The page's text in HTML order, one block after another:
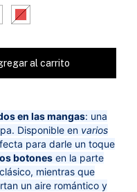
en las mangas: una
Disponible en varios
para darle un toque
botonesen la parte
mientras que
un aire romántico y